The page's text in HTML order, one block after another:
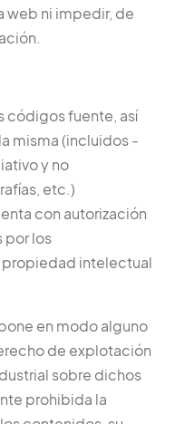
web ni impedir, de
códigos fuente, así
misma (incluidos -
y no
etc.)
con autorización
por los
intelectual
en modo alguno
de explotación
sobre dichos
prohibida la